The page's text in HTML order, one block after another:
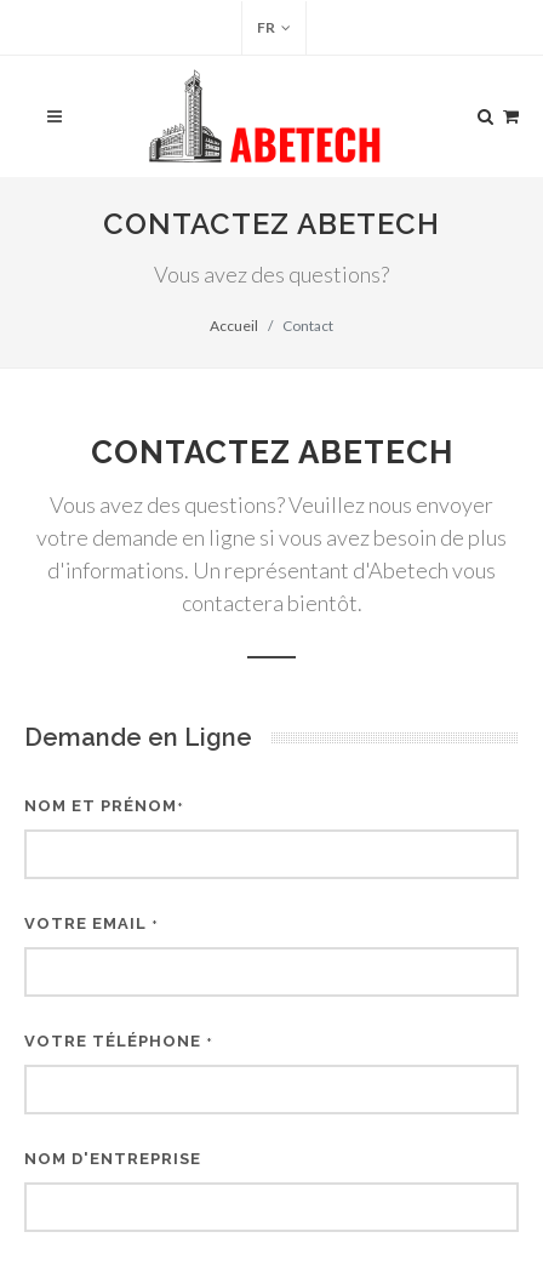
FR
CONTACTEZ ABETECH
Vous avez des questions?
Accueil Contact
CONTACTEZ ABETECH
Vous avez des questions? Veuillez nous envoyer
votre demande en ligne si vous avez besoin de plus
d'informations. Un représentant d'Abetech vous
contactera bientôt.
Demande en Ligne
NOM ET PRÉNOM *
VOTRE EMAIL *
VOTRE TÉLÉPHONE *
NOM D'ENTREPRISE